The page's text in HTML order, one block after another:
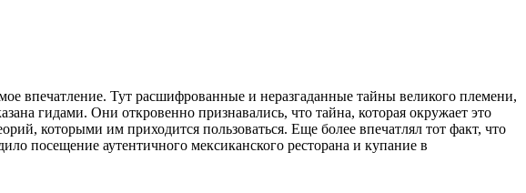
впечатление. Тут расшифрованные и неразгаданные тайны великого племени,
гидами. Они откровенно признавались, что тайна, которая окружает это
которыми им приходится пользоваться. Еще более впечатлял тот факт, что
посещение аутентичного мексиканского ресторана и купание в